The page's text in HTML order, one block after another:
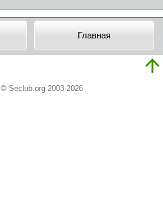
Главная
© Seclub.org 2003-2026